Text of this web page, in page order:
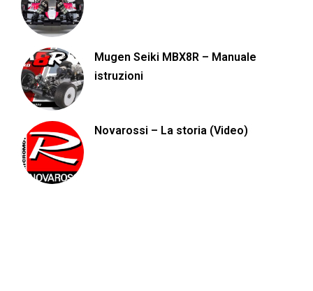
Mugen Seiki MBX8R – Manuale
istruzioni
Novarossi – La storia (Video)